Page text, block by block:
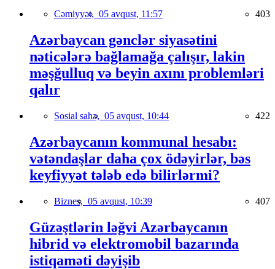
Cəmiyyət, 05 avqust, 11:57 403
Azərbaycan gənclər siyasətini
nəticələrə bağlamağa çalışır, lakin
məşğulluq və beyin axını problemləri
qalır
Sosial sahə, 05 avqust, 10:44 422
Azərbaycanın kommunal hesabı:
vətəndaşlar daha çox ödəyirlər, bəs
keyfiyyət tələb edə bilirlərmi?
Biznes, 05 avqust, 10:39 407
Güzəştlərin ləğvi Azərbaycanın
hibrid və elektromobil bazarında
istiqaməti dəyişib